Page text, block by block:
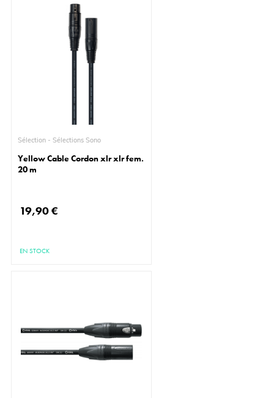
Sélection - Sélections Sono
Yellow Cable Cordon xlr xlr fem.
20 m
19,90 €
EN STOCK